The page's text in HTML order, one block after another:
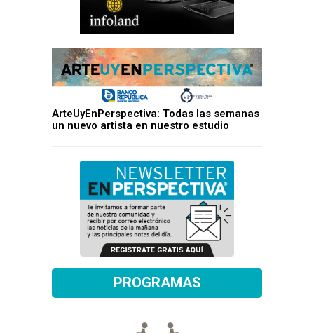
ArteUyEnPerspectiva: Todas las semanas
un nuevo artista en nuestro estudio
PROGRAMAS